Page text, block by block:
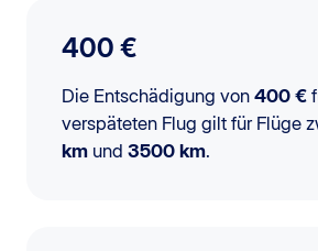
400 €
Die Entschädigung von 400 €
verspäteten Flug gilt für Flüge
km und 3500 km.